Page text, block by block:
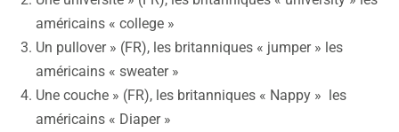
américains « college »
Un pullover » (FR), les britanniques « jumper » les
américains « sweater »
Une couche » (FR), les britanniques « Nappy » les
américains « Diaper »